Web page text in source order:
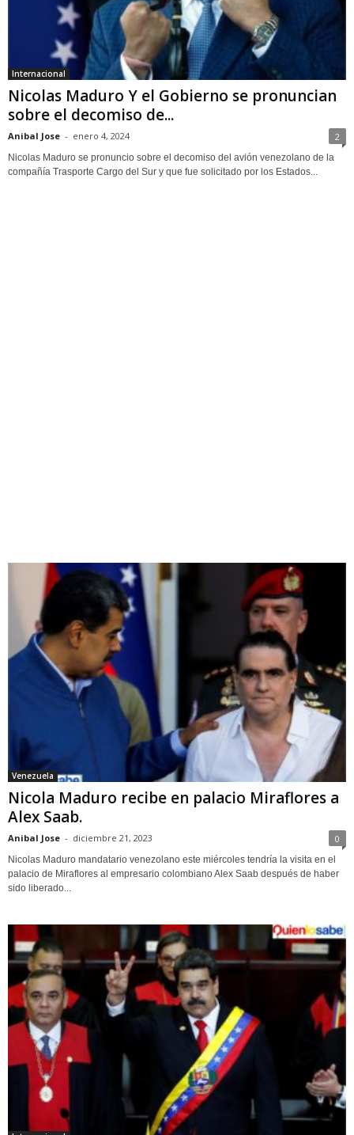
Internacional
Nicolas Maduro Y el Gobierno se pronuncian
sobre el decomiso de...
Anibal Jose - enero 4, 2024 2
Nicolas Maduro se pronuncio sobre el decomiso del avión venezolano de la
compañía Trasporte Cargo del Sur y que fue solicitado por los Estados...
Venezuela
Nicola Maduro recibe en palacio Miraflores a
Alex Saab.
Anibal Jose - diciembre 21, 2023 0
Nicolas Maduro mandatario venezolano este miércoles tendría la visita en el
palacio de Miraflores al empresario colombiano Alex Saab después de haber
sido liberado...